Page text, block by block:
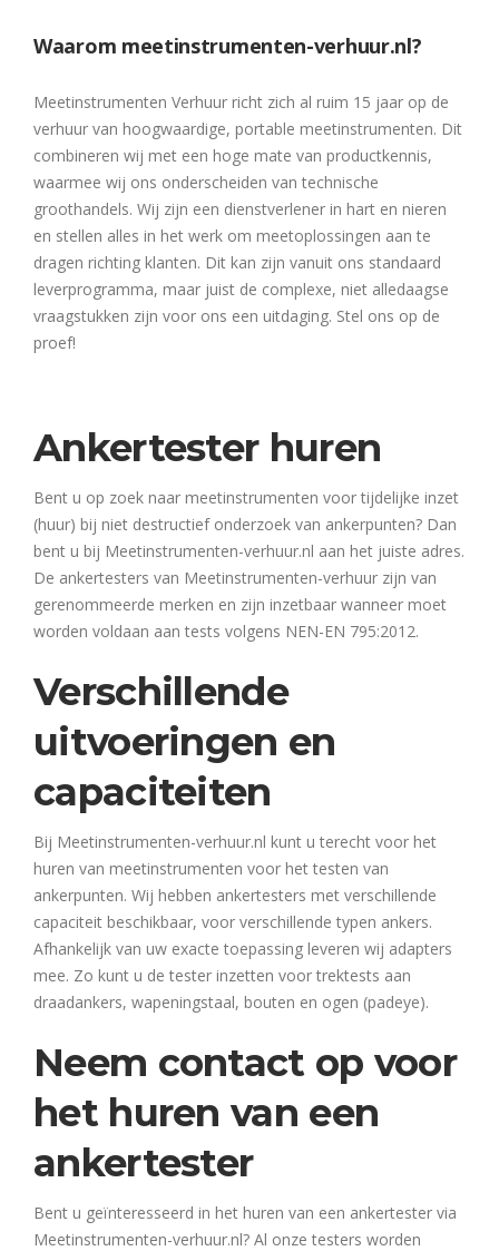
Waarom meetinstrumenten-verhuur.nl?
Meetinstrumenten Verhuur richt zich al ruim 15 jaar op de
verhuur van hoogwaardige, portable meetinstrumenten. Dit
combineren wij met een hoge mate van productkennis,
waarmee wij ons onderscheiden van technische
groothandels. Wij zijn een dienstverlener in hart en nieren
en stellen alles in het werk om meetoplossingen aan te
dragen richting klanten. Dit kan zijn vanuit ons standaard
leverprogramma, maar juist de complexe, niet alledaagse
vraagstukken zijn voor ons een uitdaging. Stel ons op de
proef!
Ankertester huren
Bent u op zoek naar meetinstrumenten voor tijdelijke inzet
(huur) bij niet destructief onderzoek van ankerpunten? Dan
bent u bij Meetinstrumenten-verhuur.nl aan het juiste adres.
De ankertesters van Meetinstrumenten-verhuur zijn van
gerenommeerde merken en zijn inzetbaar wanneer moet
worden voldaan aan tests volgens NEN-EN 795:2012.
Verschillende
uitvoeringen en
capaciteiten
Bij Meetinstrumenten-verhuur.nl kunt u terecht voor het
huren van meetinstrumenten voor het testen van
ankerpunten. Wij hebben ankertesters met verschillende
capaciteit beschikbaar, voor verschillende typen ankers.
Afhankelijk van uw exacte toepassing leveren wij adapters
mee. Zo kunt u de tester inzetten voor trektests aan
draadankers, wapeningstaal, bouten en ogen (padeye).
Neem contact op voor
het huren van een
ankertester
Bent u geïnteresseerd in het huren van een ankertester via
Meetinstrumenten-verhuur.nl? Al onze testers worden